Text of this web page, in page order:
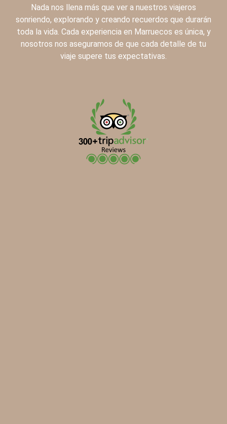
Nada nos llena más que ver a nuestros viajeros
sonriendo, explorando y creando recuerdos que durarán
toda la vida. Cada experiencia en Marruecos es única, y
nosotros nos aseguramos de que cada detalle de tu
viaje supere tus expectativas.